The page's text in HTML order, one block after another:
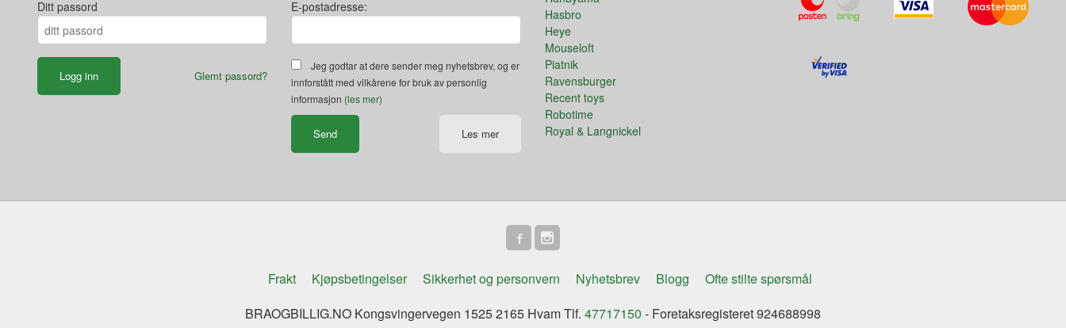
Ditt passord
Glemt passord?
E-postadresse:
Jeg godtar at dere sender meg nyhetsbrev, og er
innforstått med vilkårene for bruk av personlig
informasjon (les mer)
Les mer
Hasbro
Heye
Mouseloft
Piatnik
Ravensburger
Recent toys
Robotime
Royal & Langnickel
Frakt Kjøpsbetingelser Sikkerhet og personvern Nyhetsbrev Blogg
Ofte stilte spørsmål
BRAOGBILLIG.NO Kongsvingervegen 1525 2165 Hvam Tlf. 47717150 - Foretaksregisteret 924688998